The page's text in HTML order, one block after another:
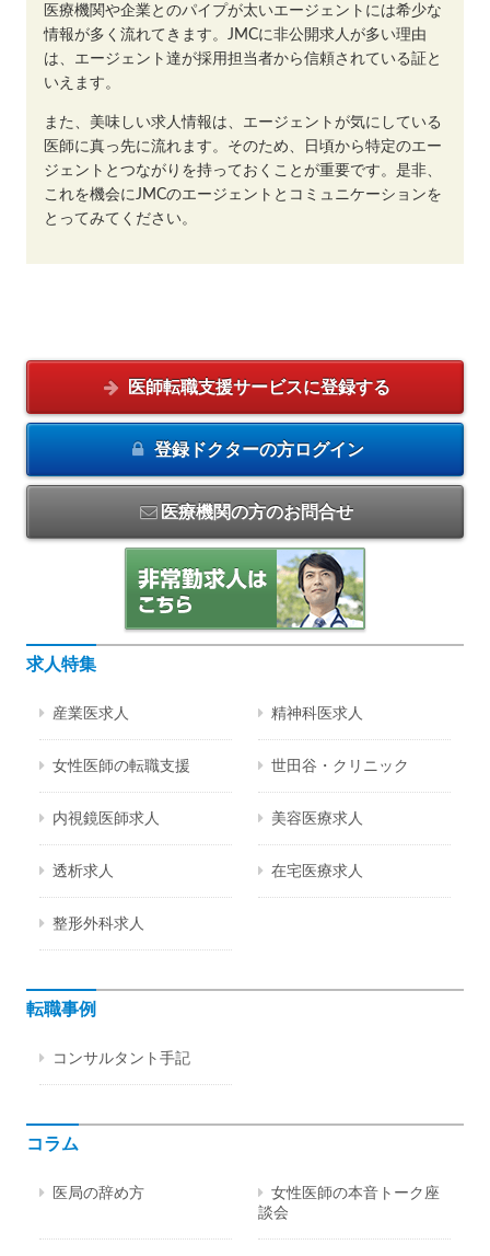
医療機関や企業とのパイプが太いエージェントには希少な
情報が多く流れてきます。JMCに非公開求人が多い理由
は、エージェント達が採用担当者から信頼されている証と
いえます。
また、美味しい求人情報は、エージェントが気にしている
医師に真っ先に流れます。そのため、日頃から特定のエー
ジェントとつながりを持っておくことが重要です。是非、
これを機会にJMCのエージェントとコミュニケーションを
とってみてください。
医師転職支援サービスに登録する
登録ドクターの方ログイン
医療機関の方のお問合せ
求人特集
産業医求人 精神科医求人
女性医師の転職支援 世田谷・クリニック
内視鏡医師求人 美容医療求人
透析求人 在宅医療求人
整形外科求人
転職事例
コンサルタント手記
コラム
医局の辞め方
女性医師の本音トーク座
談会